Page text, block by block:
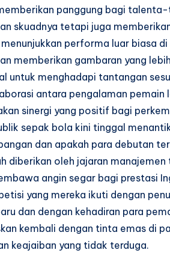
panggung bagi
skuadnya tetapi juga
performa luar biasa
memberikan gambaran yang
untuk menghadapi tantangan
antara pengalaman pemain
sinergi yang positif bagi
sepak bola kini tinggal
dan apakah para debutan
diberikan oleh jajaran
angin segar bagi prestasi
yang mereka ikuti dengan
dan dengan kehadiran para
kembali dengan tinta emas di
keajaiban yang tidak terduga.